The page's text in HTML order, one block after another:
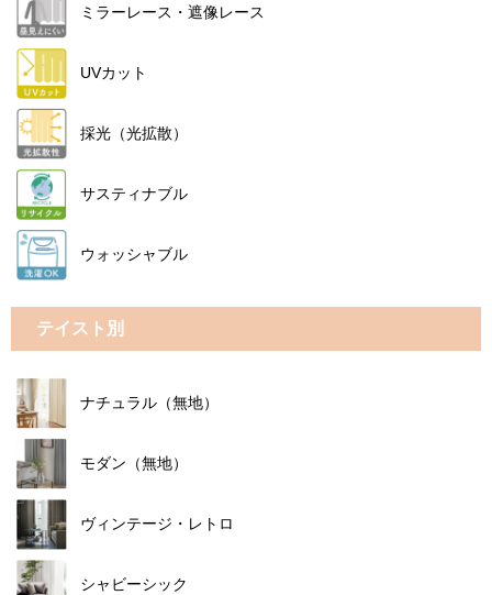
ミラーレース・遮像レース
UVカット
採光（光拡散）
サスティナブル
ウォッシャブル
テイスト別
ナチュラル（無地）
モダン（無地）
ヴィンテージ・レトロ
シャビーシック